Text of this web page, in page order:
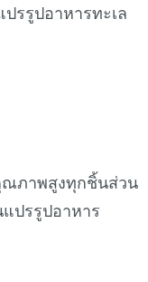
รรูปอาหารทะเล
ณภาพสูงทุกชิ้นส่วน
ปรรูปอาหาร